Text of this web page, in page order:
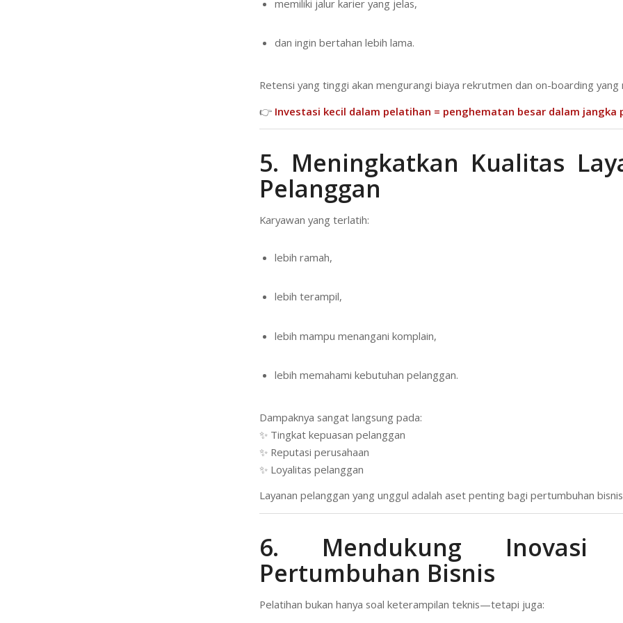
memiliki jalur karier yang jelas,
dan ingin bertahan lebih lama.
Retensi yang tinggi akan mengurangi biaya rekrutmen dan on-boarding yang
👉 Investasi kecil dalam pelatihan = penghematan besar dalam jangka
5. Meningkatkan Kualitas
Pelanggan
Karyawan yang terlatih:
lebih ramah,
lebih terampil,
lebih mampu menangani komplain,
lebih memahami kebutuhan pelanggan.
Dampaknya sangat langsung pada:
✨ Tingkat kepuasan pelanggan
✨ Reputasi perusahaan
✨ Loyalitas pelanggan
Layanan pelanggan yang unggul adalah aset penting bagi pertumbuhan
6. Mendukung Inovasi
Pertumbuhan Bisnis
Pelatihan bukan hanya soal keterampilan teknis—tetapi juga: